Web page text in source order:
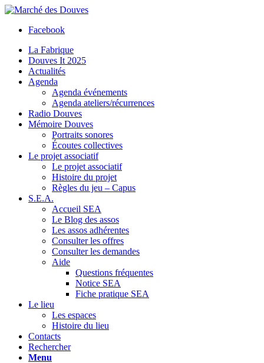
Facebook
La Fabrique
Douves It 2025
Actualités
Agenda
Agenda événements
Agenda ateliers/récurrences
Radio Douves
Mémoire Douves
Portraits sonores
Écoutes collectives
Le projet associatif
Le projet associatif
Histoire du projet
Règles du jeu – Capus
S.E.A.
Accueil SEA
Le Blog des assos
Les assos adhérentes
Consulter les offres
Consulter les demandes
Aide
Questions fréquentes
Notice SEA
Fiche pratique SEA
Le lieu
Les espaces
Histoire du lieu
Contacts
Rechercher
Menu